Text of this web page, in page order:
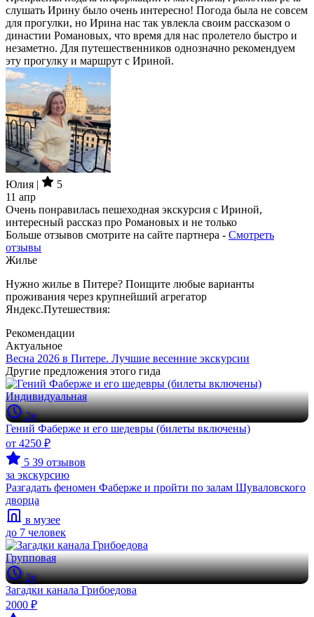
слушать Ирину было очень интересно! Погода была не совсем
для прогулки, но Ирина нас так увлекла своим рассказом о
династии Романовых, что время для нас пролетело быстро и
незаметно. Для путешественников однозначно рекомендуем
эту прогулку и маршрут с Ириной.
Юлия |
5
11 апр
Очень понравилась пешеходная экскурсия с Ириной,
интересный рассказ про Романовых и не только
Больше отзывов смотрите на сайте партнера - Смотреть
отзывы
Жилье
Нужно жилье в Питере? Поищите любые варианты
проживания через крупнейший агрегатор
Яндекс.Путешествия:
Рекомендации
Актуальное
Весна 2026 в Питере. Лучшие весенние экскурсии
Другие предложения этого гида
Индивидуальная
2ч
Гений Фаберже и его шедевры (билеты включены)
от 4250 ₽
5 39 отзывов
за экскурсию
Разгадать феномен Фаберже и пройти по залам Шуваловского
дворца
в музее
до 7 человек
Групповая
2ч
Загадки канала Грибоедова
2000 ₽